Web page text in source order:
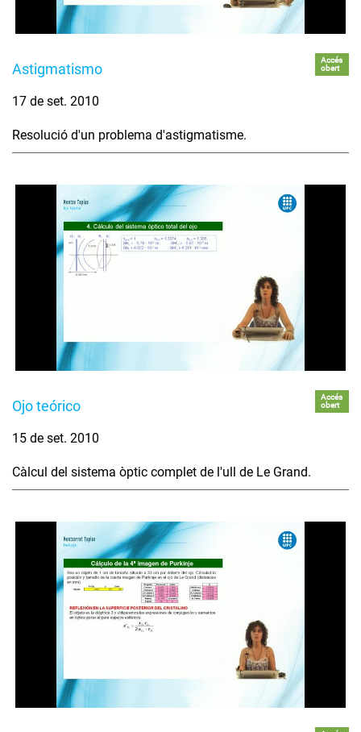
Astigmatismo
Accés
obert
17 de set. 2010
Resolució d'un problema d'astigmatisme.
Ojo teórico
Accés
obert
15 de set. 2010
Càlcul del sistema òptic complet de l'ull de Le Grand.